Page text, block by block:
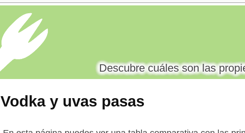
Vodka y uvas pasas
Descubre cuáles son las